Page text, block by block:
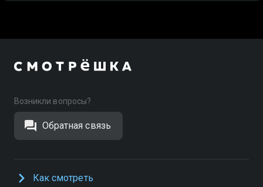
Возникли вопросы?
Обратная связь
Как смотреть